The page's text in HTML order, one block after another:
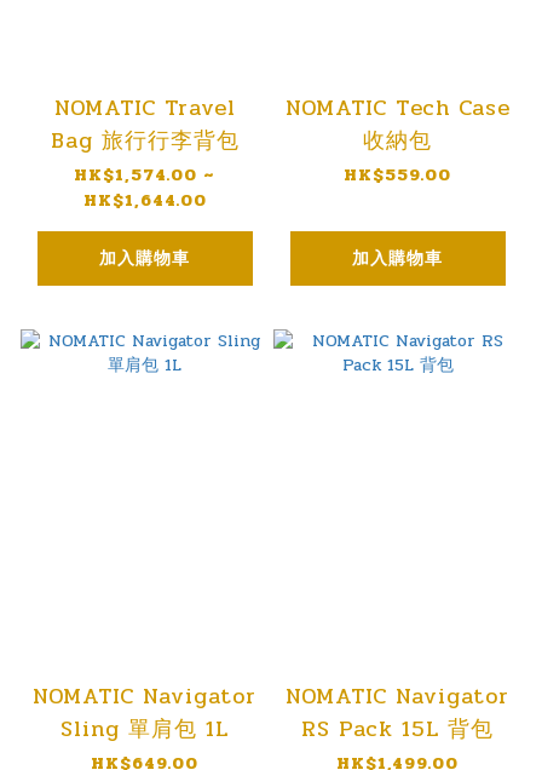
NOMATIC Travel
Bag 旅行行李背包
HK$1,574.00 ~
HK$1,644.00
加入購物車
NOMATIC Tech Case
收納包
HK$559.00
加入購物車
NOMATIC Navigator
Sling 單肩包 1L
HK$649.00
NOMATIC Navigator
RS Pack 15L 背包
HK$1,499.00